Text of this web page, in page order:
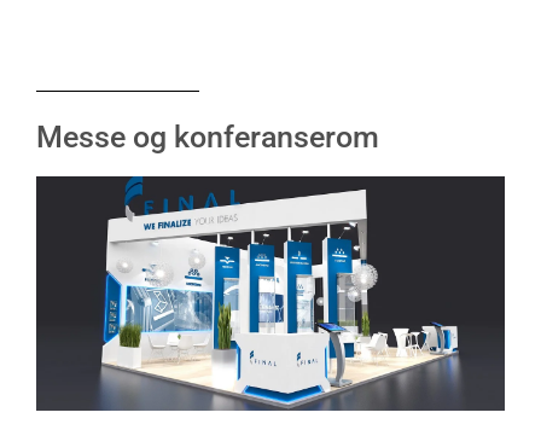
Messe og konferanserom